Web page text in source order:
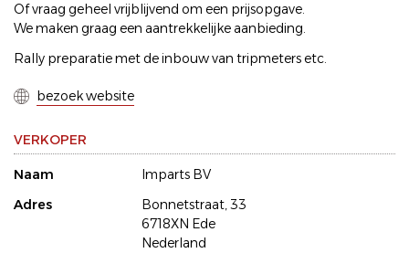
Of vraag geheel vrijblijvend om een prijsopgave.
We maken graag een aantrekkelijke aanbieding.
Rally preparatie met de inbouw van tripmeters etc.
bezoek website
VERKOPER
Naam
Imparts BV
Adres
Bonnetstraat, 33
6718XN Ede
Nederland